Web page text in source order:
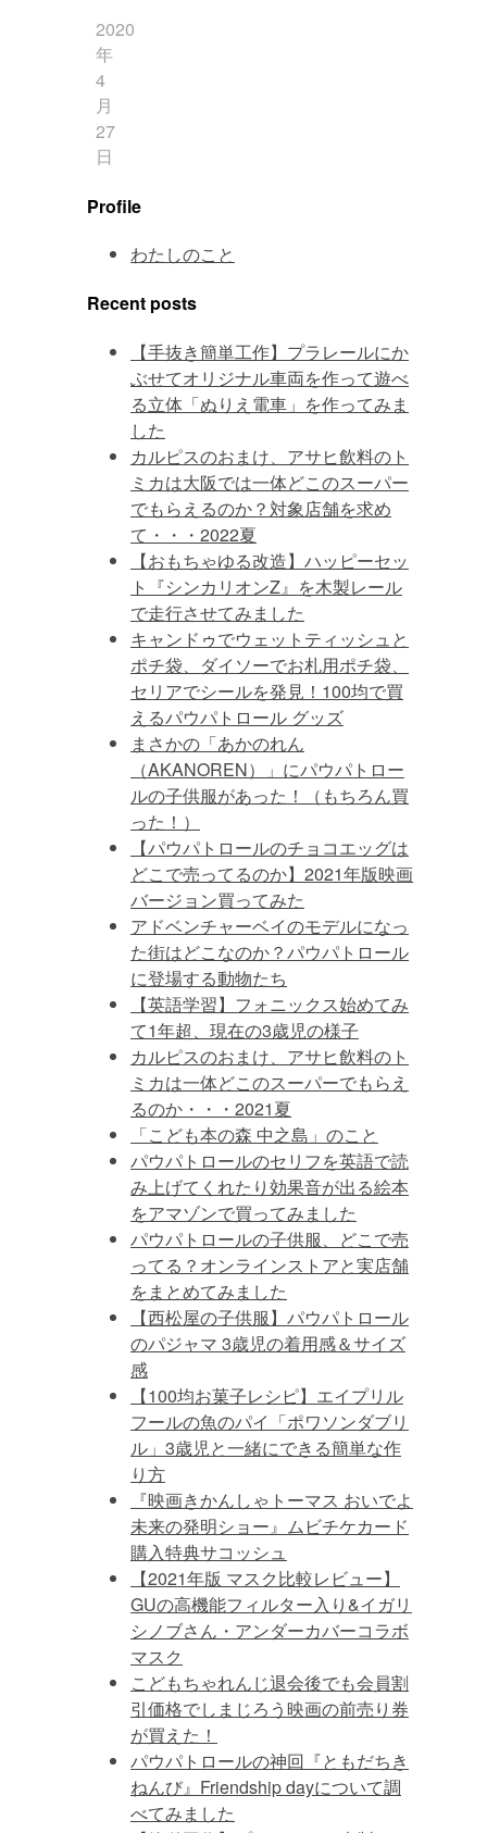
2020
年
4
月
27
日
Profile
わたしのこと
Recent posts
【手抜き簡単工作】プラレールにか
ぶせてオリジナル車両を作って遊べ
る立体「ぬりえ電車」を作ってみま
した
カルピスのおまけ、アサヒ飲料のト
ミカは大阪では一体どこのスーパー
でもらえるのか？対象店舗を求め
て・・・2022夏
【おもちゃゆる改造】ハッピーセッ
ト『シンカリオンZ』を木製レール
で走行させてみました
キャンドゥでウェットティッシュと
ポチ袋、ダイソーでお札用ポチ袋、
セリアでシールを発見！100均で買
えるパウパトロール グッズ
まさかの「あかのれん
（AKANOREN）」にパウパトロー
ルの子供服があった！（もちろん買
った！）
【パウパトロールのチョコエッグは
どこで売ってるのか】2021年版映画
バージョン買ってみた
アドベンチャーベイのモデルになっ
た街はどこなのか？パウパトロール
に登場する動物たち
【英語学習】フォニックス始めてみ
て1年超、現在の3歳児の様子
カルピスのおまけ、アサヒ飲料のト
ミカは一体どこのスーパーでもらえ
るのか・・・2021夏
「こども本の森 中之島」のこと
パウパトロールのセリフを英語で読
み上げてくれたり効果音が出る絵本
をアマゾンで買ってみました
パウパトロールの子供服、どこで売
ってる？オンラインストアと実店舗
をまとめてみました
【西松屋の子供服】パウパトロール
のパジャマ 3歳児の着用感＆サイズ
感
【100均お菓子レシピ】エイプリル
フールの魚のパイ「ポワソンダブリ
ル」3歳児と一緒にできる簡単な作
り方
『映画きかんしゃトーマス おいでよ
未来の発明ショー』ムビチケカード
購入特典サコッシュ
【2021年版 マスク比較レビュー】
GUの高機能フィルター入り&イガリ
シノブさん・アンダーカバーコラボ
マスク
こどもちゃれんじ退会後でも会員割
引価格でしまじろう映画の前売り券
が買えた！
パウパトロールの神回『ともだちき
ねんび』Friendship dayについて調
べてみました